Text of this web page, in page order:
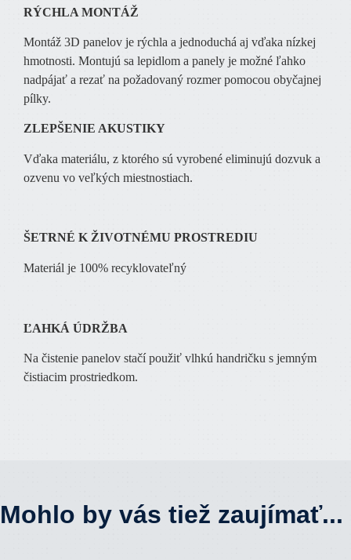
RÝCHLA MONTÁŽ
Montáž 3D panelov je rýchla a jednoduchá aj vďaka nízkej
hmotnosti. Montujú sa lepidlom a panely je možné ľahko
nadpájať a rezať na požadovaný rozmer pomocou obyčajnej
pílky.
ZLEPŠENIE AKUSTIKY
Vďaka materiálu, z ktorého sú vyrobené eliminujú dozvuk a
ozvenu vo veľkých miestnostiach.
ŠETRNÉ K ŽIVOTNÉMU PROSTREDIU
Materiál je 100% recyklovateľný
ĽAHKÁ ÚDRŽBA
Na čistenie panelov stačí použiť vlhkú handričku s jemným
čistiacim prostriedkom.
Mohlo by vás tiež zaujímať...